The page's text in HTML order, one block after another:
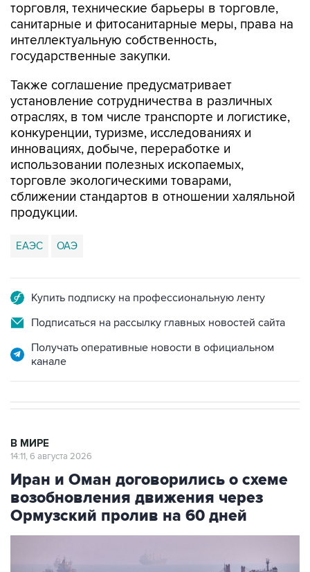
торговля, технические барьеры в торговле,
санитарные и фитосанитарные меры, права на
интеллектуальную собственность,
государственные закупки.
Также соглашение предусматривает
установление сотрудничества в различных
отраслях, в том числе транспорте и логистике,
конкуренции, туризме, исследованиях и
инновациях, добыче, переработке и
использовании полезных ископаемых,
торговле экологическими товарами,
сближении стандартов в отношении халяльной
продукции.
ЕАЭС ОАЭ
Купить подписку на профессиональную ленту
Подписаться на рассылку главных новостей сайта
Получать оперативные новости в официальном
канале
В МИРЕ
14:11, 6 августа 2026
Иран и Оман договорились о схеме
возобновления движения через
Ормузский пролив на 60 дней